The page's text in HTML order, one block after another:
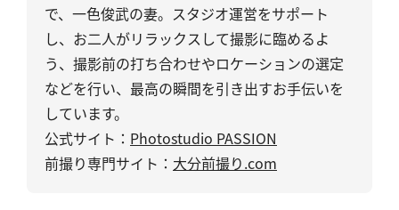
で、一色俊武の妻。スタジオ運営をサポート
し、お二人がリラックスして撮影に臨めるよ
う、撮影前の打ち合わせやロケーションの選定
などを行い、最高の瞬間を引き出すお手伝いを
しています。
公式サイト： Photostudio PASSION
前撮り専門サイト： 大分前撮り.com